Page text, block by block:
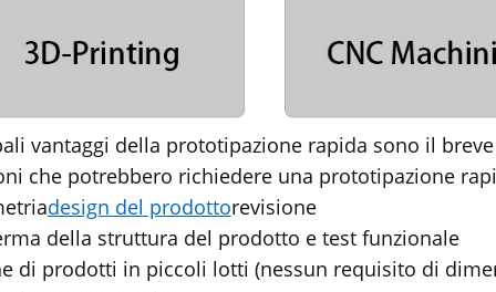
vantaggi della prototipazione rapida sono il
che potrebbero richiedere una prototipazione
design del prodottorevisione
della struttura del prodotto e test funzionale
di prodotti in piccoli lotti (nessun requisito di